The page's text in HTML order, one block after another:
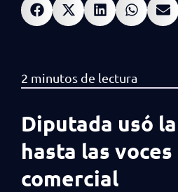
Diputada usó
hasta las
comercial